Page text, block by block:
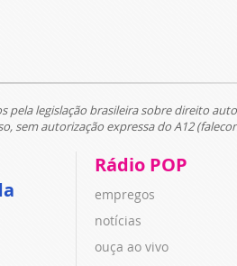
pela legislação brasileira sobre direito
autorização expressa do A12
Rádio POP
empregos
notícias
ouça ao vivo